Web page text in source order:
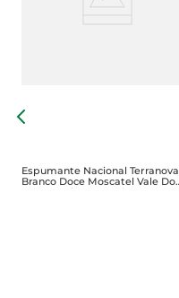
Espumante Nacional Terranova
Branco Doce Moscatel Vale Do
São Francisco 750ml